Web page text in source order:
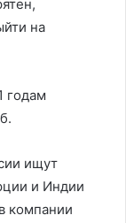
на
годам
ищут
и Индии
компании